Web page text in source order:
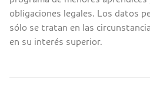
obligaciones legales. Los datos
sólo se tratan en las
en su interés superior.